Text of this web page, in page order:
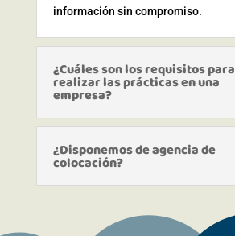
información sin compromiso.
¿Cuáles son los requisitos para
realizar las prácticas en una
empresa?
¿Disponemos de agencia de
colocación?